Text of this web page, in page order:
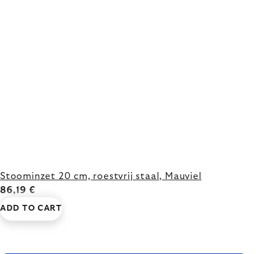
Stoominzet 20 cm, roestvrij staal, Mauviel
86,19 €
ADD TO CART